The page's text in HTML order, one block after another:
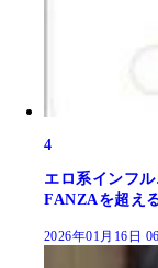
4
エロ系インフ
FANZAを超え
2026年01月16日